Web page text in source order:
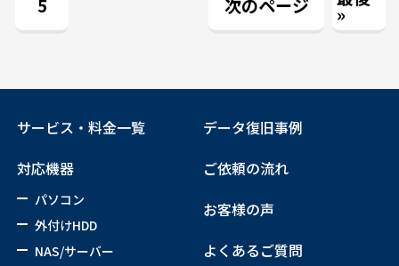
5 次のページ »
サービス・料金一覧
対応機器
パソコン
外付けHDD
NAS/サーバー
データ復旧事例
ご依頼の流れ
お客様の声
よくあるご質問